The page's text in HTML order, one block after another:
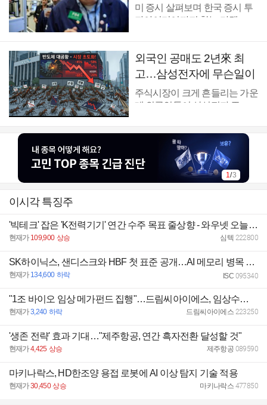
라보는 관점은 [마켓무버
의 국장힌트]
미 증시 살펴보며 한국 증시 투
자아이디어까지 찾는 마켓 ...
외국인 공매도 2년來 최
고…삼성전자에 무슨일이
[B급기자의 B급리포트]
주식시장이 크게 흔들리는 가운
데 외국인들이 삼성전자 주...
1 /3
이시각 특징주
'빅테크' 잡은 'K전력기기' 연간 수주 목표 줄상향 - 와우넷 오늘장전략
현재가 109,900 상승 심텍 222800
SK하이닉스, 샌디스크와 HBF 첫 표준 공개…AI 메모리 병목 푼다 - 와우넷 오늘장전략
현재가 134,600 하락 ISC 095340
"1조 바이오 임상 메가펀드 집행"…드림씨아이에스, 임상수요 확대 기대
현재가3,240 하락 드림씨아이에스 223250
'생존 전략' 효과 기대…"제주항공, 연간 흑자전환 달성할 것"
현재가4,425 상승 제주항공 089590
마키나락스, HD한조양 용접 로봇에 AI 이상 탐지 기술 적용
현재가30,450 상승 마키나락스 477850